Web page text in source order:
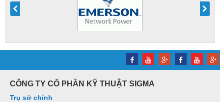
CÔNG TY CỔ PHẦN KỸ THUẬT SIGMA
Trụ sở chính